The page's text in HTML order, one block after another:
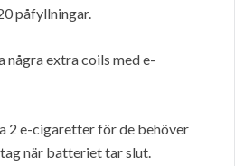
påfyllningar.
några extra coils med e-
2 e-cigaretter för de behöver
när batteriet tar slut.